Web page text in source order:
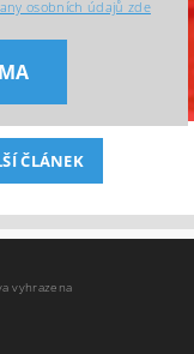
osobních údajů zde
ČLÁNEK
vyhrazena